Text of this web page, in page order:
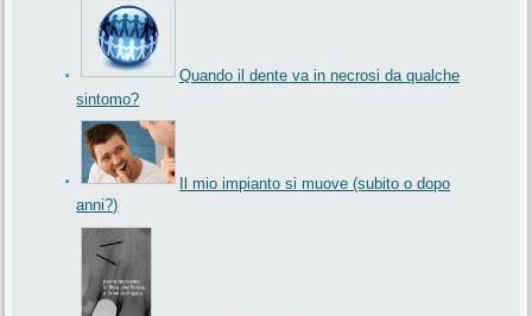
Quando il dente va in necrosi da qualche
sintomo?
Il mio impianto si muove (subito o dopo
anni?)